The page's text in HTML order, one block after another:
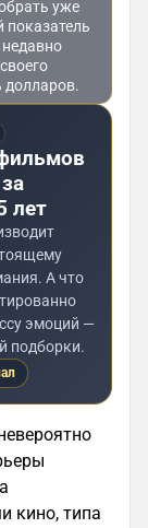
уже
показатель
долларов.
лет
А что
эмоций —
подборки.
кино, типа